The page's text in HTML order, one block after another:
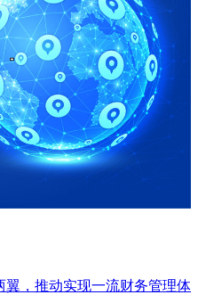
，推动实现一流财务管理体